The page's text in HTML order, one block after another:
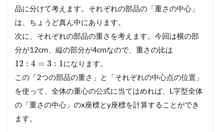
品に分けて考えます。それぞれの部品の「重さの中心」
は、ちょうど真ん中にあります。
次に、それぞれの部品の重さを考えます。今回は横の部
分が12cm、縦の部分が4cmなので、重さの比は
12 : 4 = 3 : 1になります。
この「2つの部品の重さ」と「それぞれの中心点の位置」
を使って、全体の重心の公式に当てはめれば、L字型全体
の「重さの中心」のx座標とy座標を計算することができ
ます。